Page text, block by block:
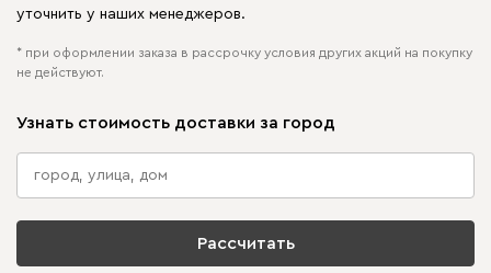
уточнить у наших менеджеров.
* при оформлении заказа в рассрочку условия других акций на покупку
не действуют.
Узнать стоимость доставки за город
Рассчитать